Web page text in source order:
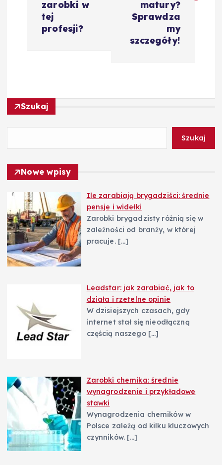
j
a
w
p
i
s
u
zarobki w
tej
profesji?
matury?
Sprawdza
my
szczegóły!
Szukaj
Szukaj
Nowe wpisy
Ile zarabiają brygadziści: średnie
pensje i widełki
Zarobki brygadzisty różnią się w
zależności od branży, w której
pracuje. […]
Leadstar: jak zarabiać, jak to
działa i rzetelne opinie
W dzisiejszych czasach, gdy
internet stał się nieodłączną
częścią naszego […]
Zarobki chemika: średnie
wynagrodzenie i przykładowe
stawki
Wynagrodzenia chemików w
Polsce zależą od kilku kluczowych
czynników. […]